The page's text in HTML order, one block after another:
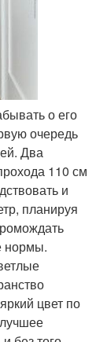
о его
очередь
Два
110 см
и
планируя
нормы.
цвет по